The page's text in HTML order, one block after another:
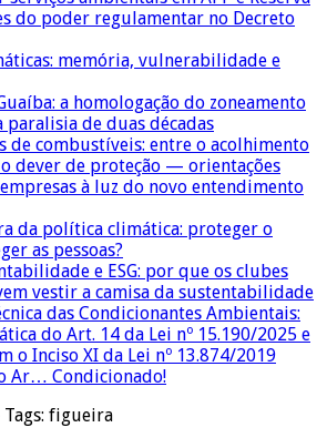
do poder regulamentar no Decreto
memória, vulnerabilidade e
a homologação do zoneamento
paralisia de duas décadas
de combustíveis: entre o acolhimento
dever de proteção — orientações
à luz do novo entendimento
da política climática: proteger o
as pessoas?
e ESG: por que os clubes
vestir a camisa da sustentabilidade
das Condicionantes Ambientais:
do Art. 14 da Lei nº 15.190/2025 e
o Inciso XI da Lei nº 13.874/2019
Ar… Condicionado!
figueira